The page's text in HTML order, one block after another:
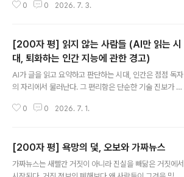
게 만들 수 있으며, 배움에 대한 집착은 실행을 미루는 가장
제 행동으로 나아가라고 권한다. 마지막 메시지는 분명하
다. 만물박사가 되려는 환상을 버리고, 배움을 멈출 때 비로
소 성취가 시작된다는 사실을 받아들이라는 요청이다. 시
작을 미뤄 온 사람에게 이 책은 마지막 학습서가 될 가능성
바로 써먹는 실행의 법칙), 팻 플리
0 0 2026. 7. 3.
[200자 평] 읽지 않는 사람들 (AI만 읽는 시
대, 퇴화하는 인간 지능에 관한 경고)
AI가 글을 읽고 요약하고 판단하는 시대, 인간은 점점 독자
의 자리에서 물러난다. 그 편리함은 단순한 기술 진보가 아
만, 의심하고 공감하며 오래 사유하는 힘까지 약하게 만든
효율이라는 이름으로 사고를 AI에 맡긴다. 읽기는 낡은 취
미가 아니다. 스스로 판단하는 능력을 지키기 위해 끝까지
포기해서는 안 되는 인간의 훈련이다. —읽지 않는 사람들
0 0 2026. 7. 1.
[200자 평] 욕망의 덫, 오보와 가짜뉴스
가짜뉴스는 새빨간 거짓이 아니라 진실을 빼닮은 거짓에서